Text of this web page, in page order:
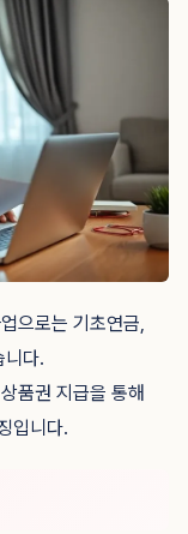
으로는 기초연금,
니다.
품권 지급을 통해
입니다.